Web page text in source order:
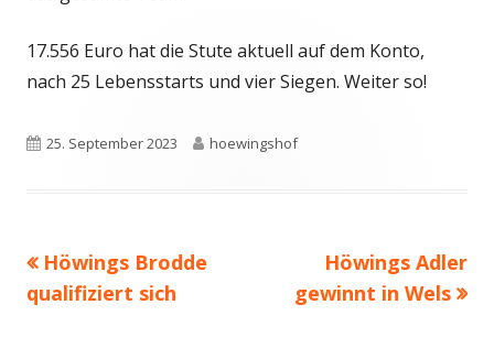
17.556 Euro hat die Stute aktuell auf dem Konto,
nach 25 Lebensstarts und vier Siegen. Weiter so!
Veröffentlicht
25. September 2023 Autor
hoewingshof
Beitragsnavigation
Vorheriger
Beitrag:
Höwings Brodde
qualifiziert sich
Nächster
Beitrag
Höwings Adler
gewinnt in Wels